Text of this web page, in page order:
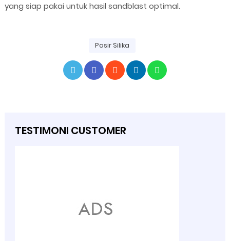
yang siap pakai untuk hasil sandblast optimal.
Pasir Silika
TESTIMONI CUSTOMER